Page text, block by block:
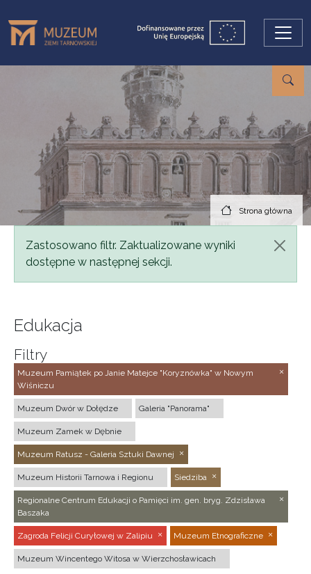
Strona główna
Komunikat
Zastosowano filtr. Zaktualizowane wyniki
dostępne w następnej sekcji.
Edukacja
Filtry
Muzeum Pamiątek po Janie Matejce "Koryznówka" w Nowym
Wiśniczu
Muzeum Dwór w Dołędze Galeria "Panorama"
Muzeum Zamek w Dębnie
Muzeum Ratusz - Galeria Sztuki Dawnej
Muzeum Historii Tarnowa i Regionu Siedziba
Regionalne Centrum Edukacji o Pamięci im. gen. bryg. Zdzisława
Baszaka
Zagroda Felicji Curyłowej w Zalipiu Muzeum Etnograficzne
Muzeum Wincentego Witosa w Wierzchosławicach